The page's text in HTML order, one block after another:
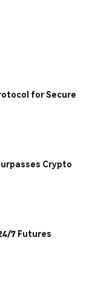
for Secure
Crypto
7 Futures